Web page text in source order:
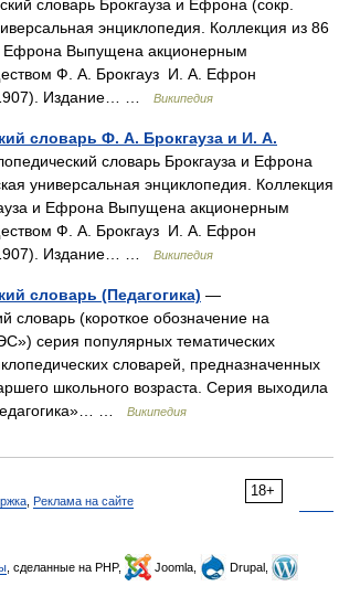
словарь Брокгауза и Ефрона (сокр.
энциклопедия. Коллекция из 86
Ефрона Выпущена акционерным
Ф. А. Брокгауз И. А. Ефрон
Издание… …
Википедия
словарь Ф. А. Брокгауза и И. А.
словарь Брокгауза и Ефрона
универсальная энциклопедия. Коллекция
и Ефрона Выпущена акционерным
Ф. А. Брокгауз И. А. Ефрон
Издание… …
Википедия
словарь (Педагогика) —
словарь (короткое обозначение на
серия популярных тематических
словарей, предназначенных
школьного возраста. Серия выходила
…
Википедия
18+
Реклама на сайте
, сделанные на PHP, Joomla,
Drupal,